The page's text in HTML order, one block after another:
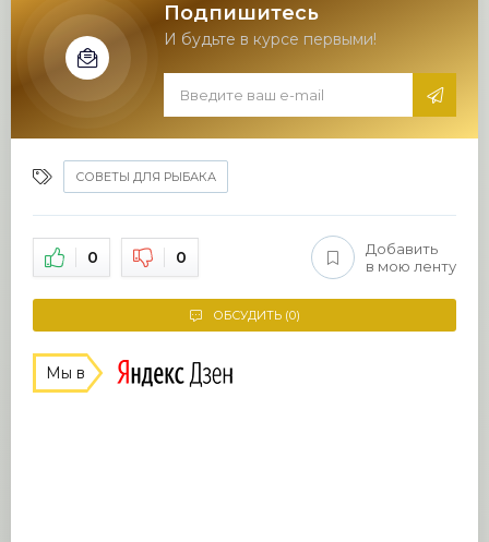
Подпишитесь
И будьте в курсе первыми!
СОВЕТЫ ДЛЯ РЫБАКА
0 0
Добавить
в мою ленту
ОБСУДИТЬ (0)
Мы в